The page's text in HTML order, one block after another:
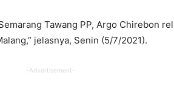
Tawang PP, Argo Chirebon
jelasnya, Senin (5/7/2021).
-Advertisement-